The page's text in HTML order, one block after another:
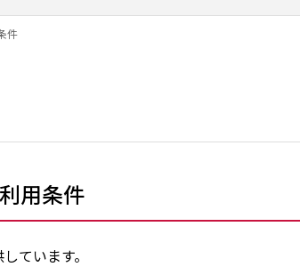
件
用条件
ています。